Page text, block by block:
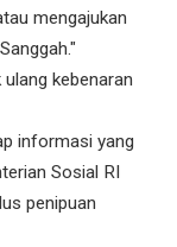
mengajukan
kebenaran
informasi yang
Sosial RI
penipuan